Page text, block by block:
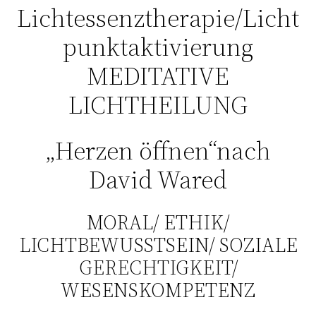
Lichtessenztherapie/Licht
punktaktivierung
MEDITATIVE
LICHTHEILUNG
„Herzen öffnen“nach
David Wared
MORAL/ ETHIK/
LICHTBEWUSSTSEIN/ SOZIALE
GERECHTIGKEIT/
WESENSKOMPETENZ